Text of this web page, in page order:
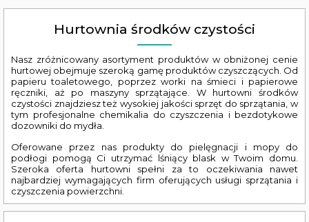
Hurtownia środków czystości
Nasz zróżnicowany asortyment produktów w obniżonej cenie
hurtowej obejmuje szeroką gamę produktów czyszczących. Od
papieru toaletowego, poprzez worki na śmieci i papierowe
ręczniki, aż po maszyny sprzątające. W hurtowni środków
czystości znajdziesz też wysokiej jakości sprzęt do sprzątania, w
tym profesjonalne chemikalia do czyszczenia i bezdotykowe
dozowniki do mydła.
Oferowane przez nas produkty do ​​pielęgnacji i mopy do
podłogi pomogą Ci utrzymać lśniący blask w Twoim domu.
Szeroka oferta hurtowni spełni za to oczekiwania nawet
najbardziej wymagających firm oferujących usługi sprzątania i
czyszczenia powierzchni.